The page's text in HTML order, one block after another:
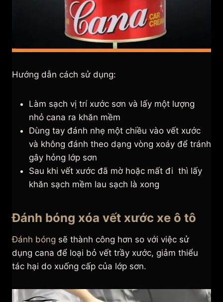
Hướng dẫn cách sử dụng:
Làm sạch vị trí xước sơn và lấy một lượng
nhỏ cana ra khăn mềm
Dùng tay đánh nhẹ một chiều vào vết xước
và không đánh theo dạng vòng xoáy để tránh
gây hỏng lớp sơn
Sau khi vết xước đã mờ hoặc mất đi thì lấy
khăn sạch mềm lau sạch là xong
Đánh bóng xóa vết xước xe ô tô
Đánh bóng sẽ thành công hơn so với việc sử
dụng cana để loại bỏ vết trầy xước, giảm thiểu
tác hại do xuống cấp của lớp sơn.